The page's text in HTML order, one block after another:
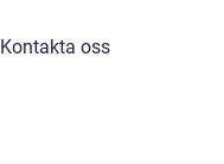
Kontakta oss